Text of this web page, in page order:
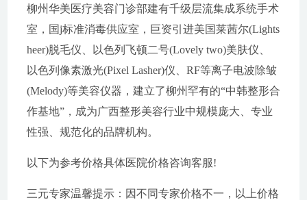
柳州华美医疗美容门诊部建有千级层流集成系统手术
室，国j标准消毒供应室，巨资引进美国莱茜尔(Lights
heer)脱毛仪、以色列飞顿二号(Lovely two)美肤仪、
以色列像素激光(Pixel Lasher)仪、RF等离子电波除皱
(Melody)等美容仪器，建立了柳州罕有的“中韩整形合
作基地”，成为广西整形美容行业中规模庞大、专业
性强、规范化的品牌机构。
以下为参考价格具体医院价格咨询客服!
三元专家温馨提示：因不同专家价格不一，以上价格